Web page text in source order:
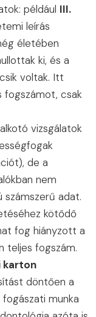
például III.
leírás
életében
ki, és a
voltak. Itt
fogszámot, csak
vizsgálatok
de a
nem
számszerű adat.
kötődő
fog hiányzott a
teljes fogszám.
karton
döntően a
munka